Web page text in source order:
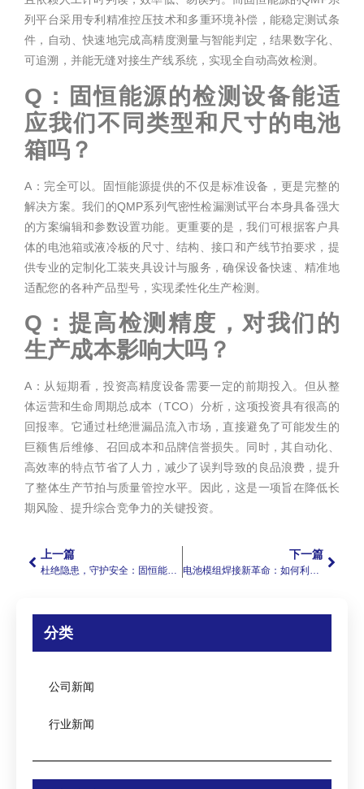
列平台采用专利精准控压技术和多重环境补偿，能稳定测试条
件，自动、快速地完成高精度测量与智能判定，结果数字化、
可追溯，并能无缝对接生产线系统，实现全自动高效检测。
Q：固恒能源的检测设备能适
应我们不同类型和尺寸的电池
箱吗？
A：完全可以。固恒能源提供的不仅是标准设备，更是完整的
解决方案。我们的QMP系列气密性检漏测试平台本身具备强大
的方案编辑和参数设置功能。更重要的是，我们可根据客户具
体的电池箱或液冷板的尺寸、结构、接口和产线节拍要求，提
供专业的定制化工装夹具设计与服务，确保设备快速、精准地
适配您的各种产品型号，实现柔性化生产检测。
Q：提高检测精度，对我们的
生产成本影响大吗？
A：从短期看，投资高精度设备需要一定的前期投入。但从整
体运营和生命周期总成本（TCO）分析，这项投资具有很高的
回报率。它通过杜绝泄漏品流入市场，直接避免了可能发生的
巨额售后维修、召回成本和品牌信誉损失。同时，其自动化、
高效率的特点节省了人力，减少了误判导致的良品浪费，提升
了整体生产节拍与质量管控水平。因此，这是一项旨在降低长
期风险、提升综合竞争力的关键投资。
上一篇
杜绝隐患，守护安全：固恒能源QMD系列电解液泄漏精准检测方案
下一篇
电池模组焊接新革命：如何利用振镜激光焊接提升铝钯与镍片焊接质量？
分类
公司新闻
行业新闻